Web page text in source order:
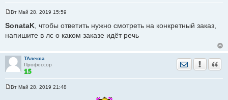
о
б
н
и
е
Вт Май 28, 2019 15:59
SonataK , чтобы ответить нужно смотреть на конкретный заказ,
напишите в лс о каком заказе идёт речь
ТАлекса
Профессор
Отправить
Вт Май 28, 2019 21:48